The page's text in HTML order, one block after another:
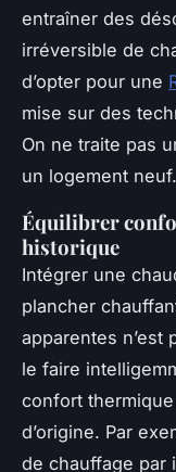
entraîner des
irréversible de
d’opter pour une
mise sur des
On ne traite pas
un logement neuf.
Équilibrer
historique
Intégrer une
plancher
apparentes n’est
le faire
confort
d’origine. Par
de chauffage par